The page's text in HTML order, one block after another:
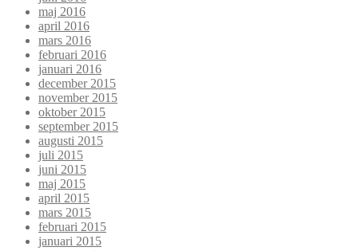
maj 2016
april 2016
mars 2016
februari 2016
januari 2016
december 2015
november 2015
oktober 2015
september 2015
augusti 2015
juli 2015
juni 2015
maj 2015
april 2015
mars 2015
februari 2015
januari 2015